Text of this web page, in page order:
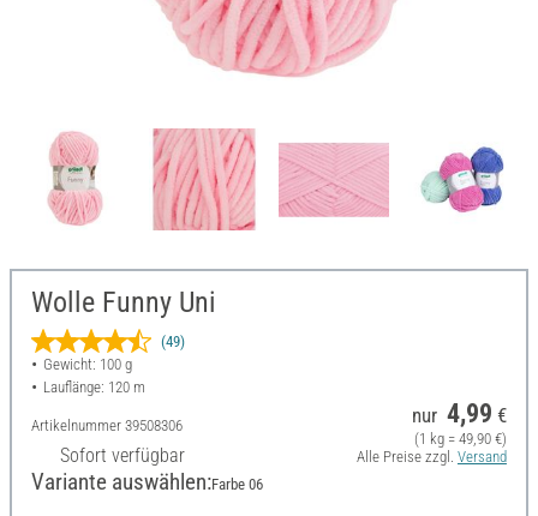
Wolle Funny Uni
(49)
Gewicht: 100 g
Lauflänge: 120 m
Artikelnummer 39508306
Sofort verfügbar
nur 4,99 €
(1 kg = 49,90 €)
Alle Preise zzgl. Versand
Variante auswählen:Farbe 06